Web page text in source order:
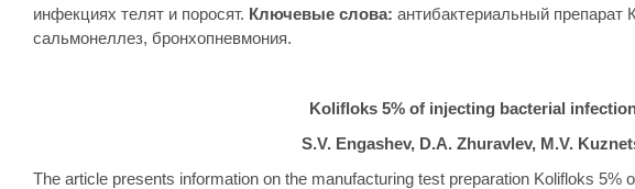
инфекциях телят и поросят. Ключевые слова: антибактериальный препарат
сальмонеллез, бронхопневмония.
Kolifloks 5% of injecting bacterial
S.V. Engashev, D.A. Zhuravlev, M.V.
The article presents information on the manufacturing test preparation Kolifloks 5%